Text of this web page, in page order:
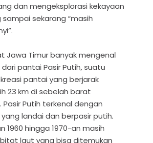
dan mengeksplorasi kekayaan
sekarang “masih
Jawa Timur banyak mengenal
pantai Pasir Putih, suatu
pantai yang berjarak
23 km di sebelah barat
Pasir Putih terkenal dengan
landai dan berpasir putih.
1960 hingga 1970-an masih
laut yang bisa ditemukan